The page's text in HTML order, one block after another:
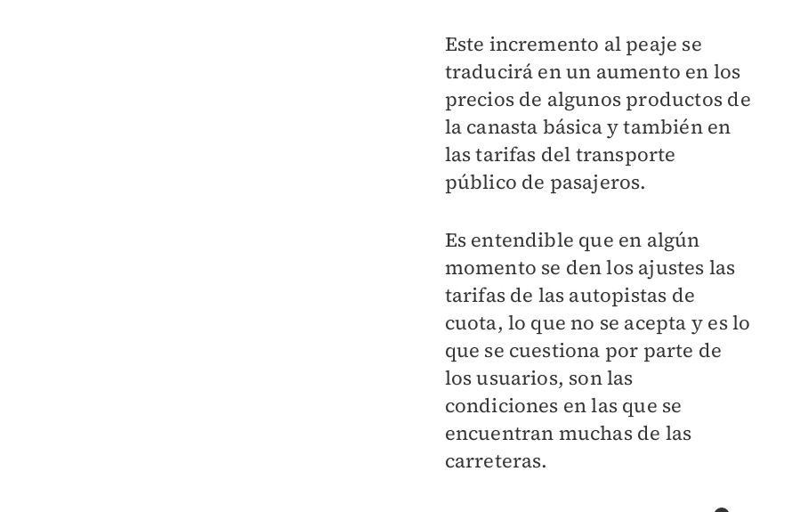
Este incremento al peaje se
traducirá en un aumento en los
precios de algunos productos de
la canasta básica y también en
las tarifas del transporte
público de pasajeros.
Es entendible que en algún
momento se den los ajustes las
tarifas de las autopistas de
cuota, lo que no se acepta y es lo
que se cuestiona por parte de
los usuarios, son las
condiciones en las que se
encuentran muchas de las
carreteras.